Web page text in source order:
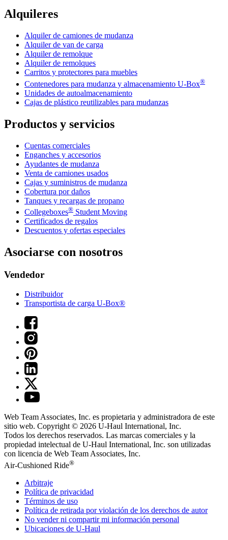
Alquileres
Alquiler de camiones de mudanza
Alquiler de van de carga
Alquiler de remolque
Alquiler de remolques
Carritos y protectores para muebles
Contenedores para mudanza y almacenamiento U-Box®
Unidades de autoalmacenamiento
Cajas de plástico reutilizables para mudanzas
Productos y servicios
Cuentas comerciales
Enganches y accesorios
Ayudantes de mudanza
Venta de camiones usados
Cajas y suministros de mudanza
Cobertura por daños
Tanques y recargas de propano
Collegeboxes® Student Moving
Certificados de regalos
Descuentos y ofertas especiales
Asociarse con nosotros
Vendedor
Distribuidor
Transportista de carga U-Box®
Web Team Associates, Inc. es propietaria y administradora de este
sitio web. Copyright © 2026 U-Haul International, Inc.
Todos los derechos reservados. Las marcas comerciales y la
propiedad intelectual de U-Haul International, Inc. son utilizadas
con licencia de Web Team Associates, Inc.
Air-Cushioned Ride®
Arbitraje
Política de privacidad
Términos de uso
Política de retirada por violación de los derechos de autor
No vender ni compartir mi información personal
Ubicaciones de U-Haul